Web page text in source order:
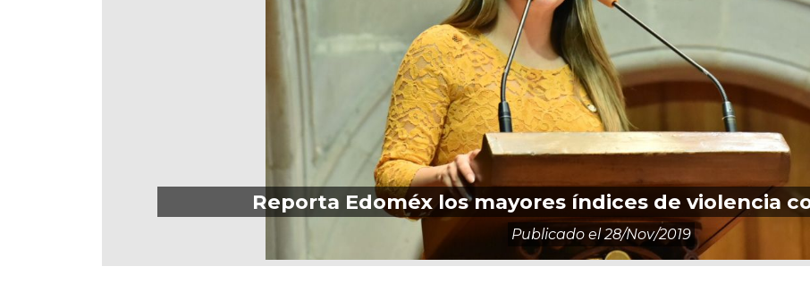
Reporta Edoméx los mayores índices de violencia
Publicado el28/nov/2019